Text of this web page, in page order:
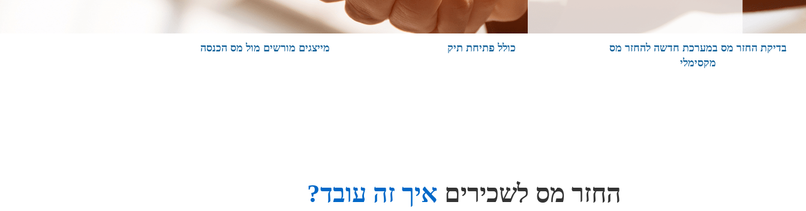
בדיקת החזר מס במערכת חדשה להחזר מס
מקסימלי
כולל פתיחת תיק מייצגים מורשים מול מס הכנסה
החזר מס לשכירים איך זה עובד?